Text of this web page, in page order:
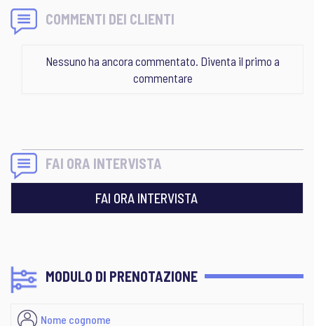
COMMENTI DEI CLIENTI
Nessuno ha ancora commentato. Diventa il primo a
commentare
FAI ORA INTERVISTA
FAI ORA INTERVISTA
MODULO DI PRENOTAZIONE